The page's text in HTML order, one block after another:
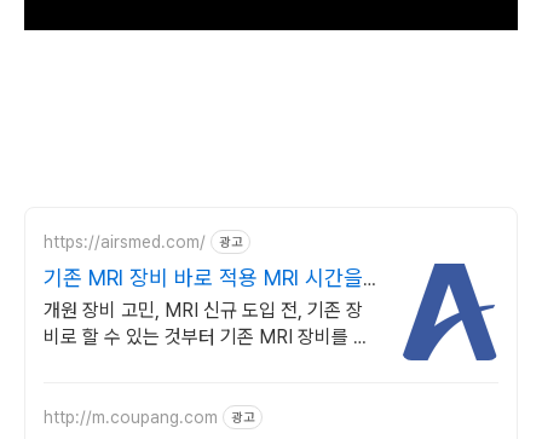
https://airsmed.com/ 광고
기존 MRI 장비 바로 적용 MRI 시간을
반으로
개원 장비 고민, MRI 신규 도입 전, 기존 장
비로 할 수 있는 것부터 기존 MRI 장비를 교
http://m.coupang.com 광고